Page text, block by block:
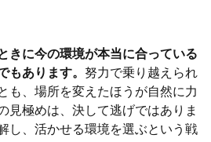
きに今の環境が本当に合っている
もあります。 努力で乗り越えられ
も、場所を変えたほうが自然に力
見極めは、決して逃げではありま
し、活かせる環境を選ぶという戦